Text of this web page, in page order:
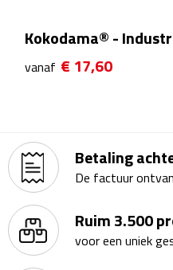
Agenda's &
Agenda's
Kalenders
Kokodama® -
vanaf € 17,60
Betaling
De factuur
Ruim 3.500
voor een uniek